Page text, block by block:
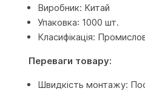
Виробник: Китай
Упаковка: 1000 шт.
Класифікація:
Переваги товару:
Швидкість монтажу: